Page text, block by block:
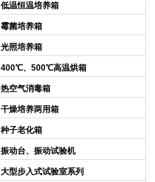
低温恒温培养箱
霉菌培养箱
光照培养箱
400℃、500℃高温烘箱
热空气消毒箱
干燥培养两用箱
种子老化箱
振动台、振动试验机
大型步入式试验室系列